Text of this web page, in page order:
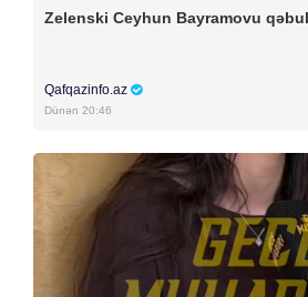
Zelenski Ceyhun Bayramovu
Qafqazinfo.az
Dünən 20:46